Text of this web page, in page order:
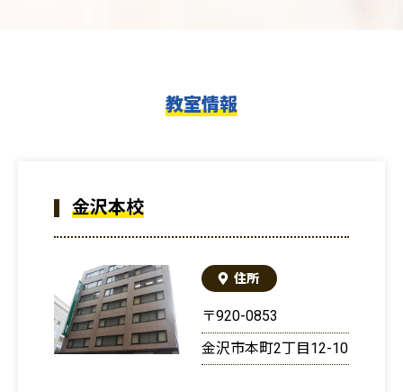
教室情報
金沢本校
住所
〒920-0853
金沢市本町2丁目12-10